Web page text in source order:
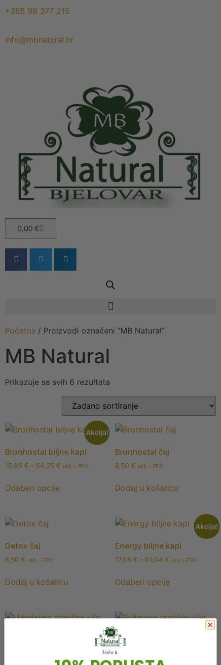
+385 98 377 215
info@mbnatural.hr
0,00 €
Početna / Proizvodi označeni “MB Natural”
MB Natural
Prikazuje se svih 6 rezultata
Akcija!
Bronhostal biljne kapi
15,95 € – 54,25 € uklj. i PDV
Odaberi opcije
Bronhostal čaj
8,50 € uklj. i PDV
Dodaj u košaricu
Detox čaj
8,50 € uklj. i PDV
Dodaj u košaricu
Akcija!
Energy biljne kapi
17,95 € – 61,04 € uklj. i PDV
Odaberi opcije
Ružmarin eterično ulje
5,50
Želite li...